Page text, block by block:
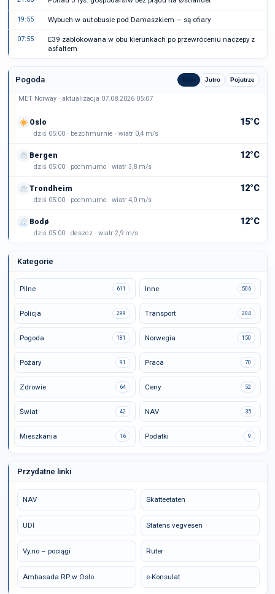
19:55 Wybuch w autobusie pod Damaszkiem — są ofiary
07:55
E39 zablokowana w obu kierunkach po przewróceniu naczepy z
asfaltem
Pogoda Dziś Jutro Pojutrze
MET Norway · aktualizacja 07.08.2026 05:07
Oslo 15°C
dziś 05:00 · bezchmurnie · wiatr 0,4 m/s
Bergen 12°C
dziś 05:00 · pochmurno · wiatr 3,8 m/s
Trondheim 12°C
dziś 05:00 · pochmurno · wiatr 4,0 m/s
Bodø 12°C
dziś 05:00 · deszcz · wiatr 2,9 m/s
Kategorie
Pilne 611 Inne 506
Policja 299 Transport 204
Pogoda 181 Norwegia 150
Pożary 91 Praca 70
Zdrowie 64 Ceny 52
Świat 42 NAV 35
Mieszkania 16 Podatki 9
Przydatne linki
NAV Skatteetaten
UDI Statens vegvesen
Vy.no – pociągi Ruter
Ambasada RP w Oslo e-Konsulat